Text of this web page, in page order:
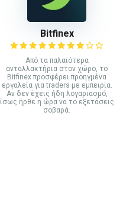
Bitfinex
Από τα παλαιότερα
ανταλλακτήρια στον χώρο, το
Bitfinex προσφέρει προηγμένα
εργαλεία για traders με εμπειρία.
Αν δεν έχεις ήδη λογαριασμό,
ίσως ήρθε η ώρα να το εξετάσεις
σοβαρά.